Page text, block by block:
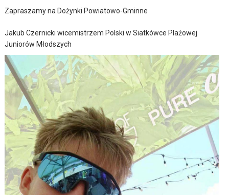
Zapraszamy na Dożynki Powiatowo-Gminne
Jakub Czernicki wicemistrzem Polski w Siatkówce Plażowej
Juniorów Młodszych